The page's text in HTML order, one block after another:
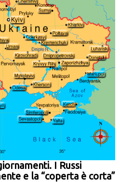
I Russi
e la “coperta è corta”